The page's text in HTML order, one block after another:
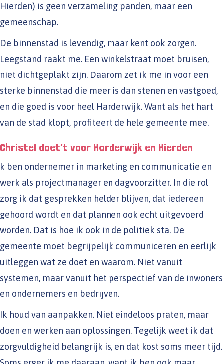
Hierden) is geen verzameling panden, maar een
gemeenschap.
De binnenstad is levendig, maar kent ook zorgen.
Leegstand raakt me. Een winkelstraat moet bruisen,
niet dichtgeplakt zijn. Daarom zet ik me in voor een
sterke binnenstad die meer is dan stenen en vastgoed,
en die goed is voor heel Harderwijk. Want als het hart
van de stad klopt, profiteert de hele gemeente mee.
Christel doet’t voor Harderwijk en Hierden
k ben ondernemer in marketing en communicatie en
werk als projectmanager en dagvoorzitter. In die rol
zorg ik dat gesprekken helder blijven, dat iedereen
gehoord wordt en dat plannen ook echt uitgevoerd
worden. Dat is hoe ik ook in de politiek sta. De
gemeente moet begrijpelijk communiceren en eerlijk
uitleggen wat ze doet en waarom. Niet vanuit
systemen, maar vanuit het perspectief van de inwoners
en ondernemers en bedrijven.
Ik houd van aanpakken. Niet eindeloos praten, maar
doen en werken aan oplossingen. Tegelijk weet ik dat
zorgvuldigheid belangrijk is, en dat kost soms meer tijd.